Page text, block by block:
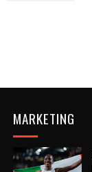
MARKETING